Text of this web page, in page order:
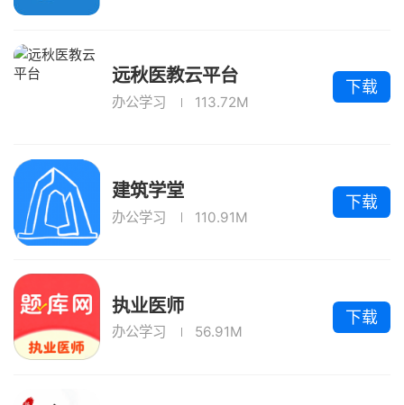
远秋医教云平台
办公学习 113.72M
下载
建筑学堂
办公学习 110.91M
下载
执业医师
办公学习 56.91M
下载